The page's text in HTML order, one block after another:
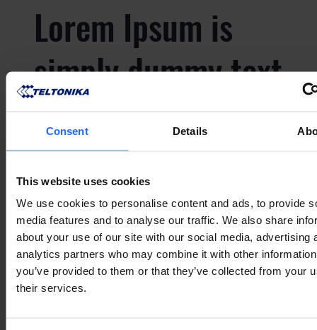
Consent Details
This website uses cookies
We use cookies to personalise content and ads, to provide
media features and to analyse our traffic. We also share
about your use of our site with our social media, advertising
analytics partners who may combine it with other
you’ve provided to them or that they’ve collected from your
their services.
Lorem Ipsum is
simply dummy text
of the printing and
typesetting
industry
Lorem Ipsum is